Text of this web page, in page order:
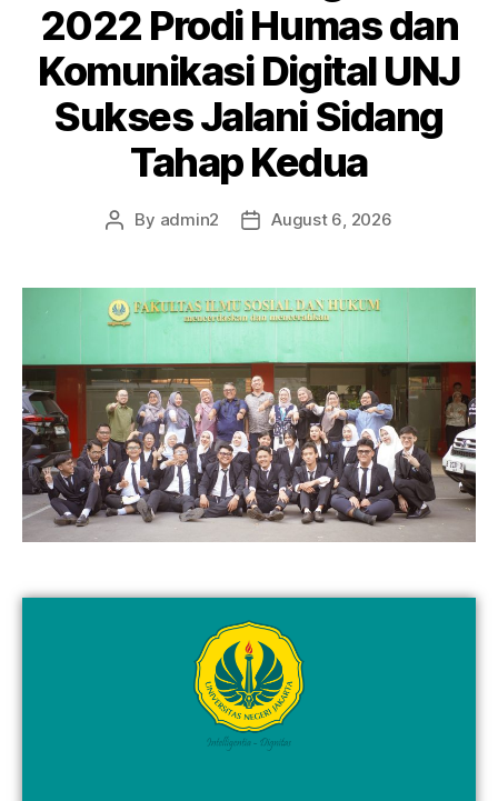
2022 Prodi Humas dan
Komunikasi Digital UNJ
Sukses Jalani Sidang
Tahap Kedua
By admin2 August 6, 2026